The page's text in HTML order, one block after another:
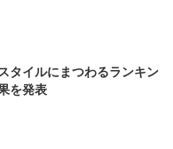
タイルにまつわるランキン
を発表